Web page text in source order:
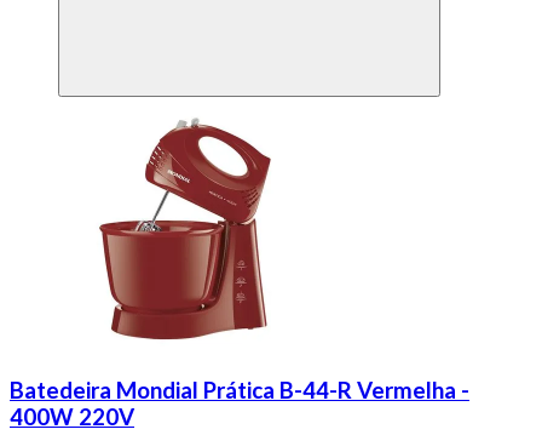
Batedeira Mondial Prática B-44-R Vermelha -
400W 220V